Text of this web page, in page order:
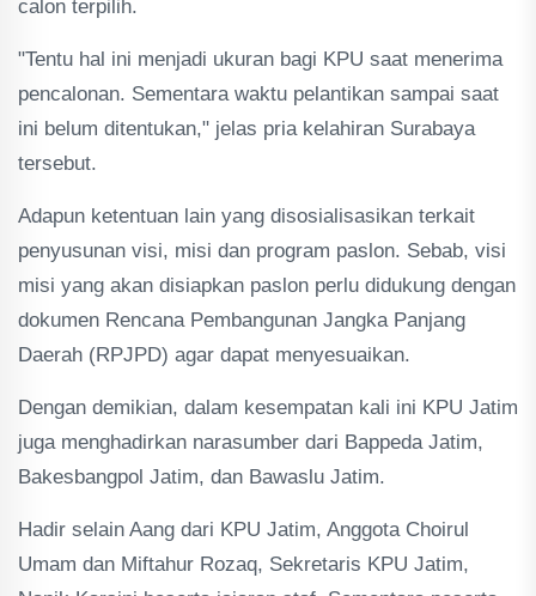
calon terpilih.
"Tentu hal ini menjadi ukuran bagi KPU saat menerima
pencalonan. Sementara waktu pelantikan sampai saat
ini belum ditentukan," jelas pria kelahiran Surabaya
tersebut.
Adapun ketentuan lain yang disosialisasikan terkait
penyusunan visi, misi dan program paslon. Sebab, visi
misi yang akan disiapkan paslon perlu didukung dengan
dokumen Rencana Pembangunan Jangka Panjang
Daerah (RPJPD) agar dapat menyesuaikan.
Dengan demikian, dalam kesempatan kali ini KPU Jatim
juga menghadirkan narasumber dari Bappeda Jatim,
Bakesbangpol Jatim, dan Bawaslu Jatim.
Hadir selain Aang dari KPU Jatim, Anggota Choirul
Umam dan Miftahur Rozaq, Sekretaris KPU Jatim,